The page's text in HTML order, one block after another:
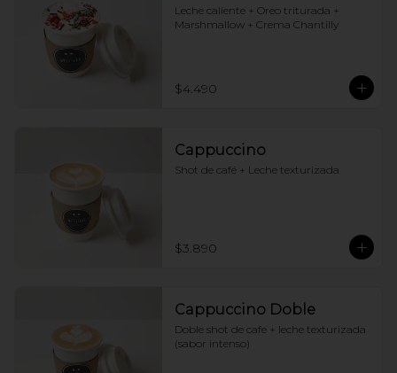
Leche caliente + Oreo triturada +
Marshmallow + Crema Chantilly
$4.490
Cappuccino
Shot de café + Leche texturizada
$3.890
Cappuccino Doble
Doble shot de cafe + leche texturizada
(sabor intenso)